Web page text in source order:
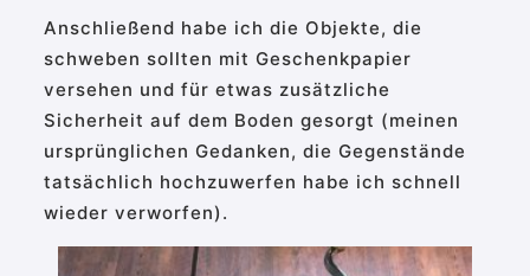
Anschließend habe ich die Objekte, die
schweben sollten mit Geschenkpapier
versehen und für etwas zusätzliche
Sicherheit auf dem Boden gesorgt (meinen
ursprünglichen Gedanken, die Gegenstände
tatsächlich hochzuwerfen habe ich schnell
wieder verworfen).